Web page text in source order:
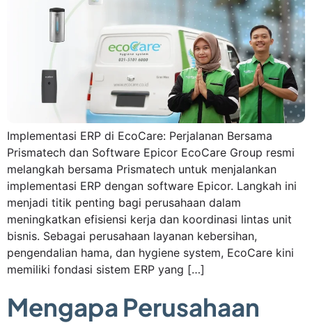
Implementasi ERP di EcoCare: Perjalanan Bersama
Prismatech dan Software Epicor EcoCare Group resmi
melangkah bersama Prismatech untuk menjalankan
implementasi ERP dengan software Epicor. Langkah ini
menjadi titik penting bagi perusahaan dalam
meningkatkan efisiensi kerja dan koordinasi lintas unit
bisnis. Sebagai perusahaan layanan kebersihan,
pengendalian hama, dan hygiene system, EcoCare kini
memiliki fondasi sistem ERP yang […]
Mengapa Perusahaan